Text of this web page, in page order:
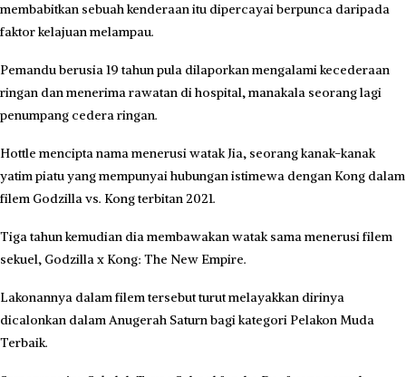
membabitkan sebuah kenderaan itu dipercayai berpunca daripada
faktor kelajuan melampau.
Pemandu berusia 19 tahun pula dilaporkan mengalami kecederaan
ringan dan menerima rawatan di hospital, manakala seorang lagi
penumpang cedera ringan.
Hottle mencipta nama menerusi watak Jia, seorang kanak-kanak
yatim piatu yang mempunyai hubungan istimewa dengan Kong dalam
filem Godzilla vs. Kong terbitan 2021.
Tiga tahun kemudian dia membawakan watak sama menerusi filem
sekuel, Godzilla x Kong: The New Empire.
Lakonannya dalam filem tersebut turut melayakkan dirinya
dicalonkan dalam Anugerah Saturn bagi kategori Pelakon Muda
Terbaik.